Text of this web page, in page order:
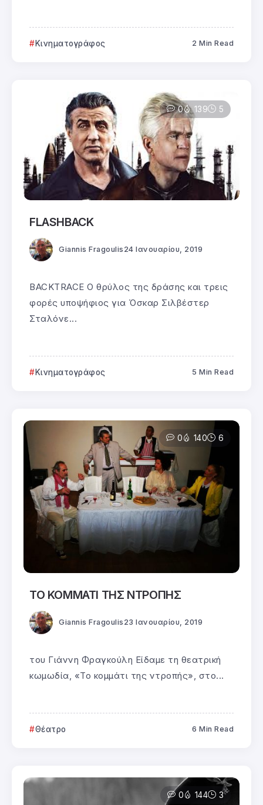
Κινηματογράφος 2 Min Read
0 139 5
FLASHBACK
Giannis Fragoulis 24 Ιανουαρίου, 2019
BACKTRACE Ο θρύλος της δράσης και τρεις
φορές υποψήφιος για Όσκαρ Σιλβέστερ
Σταλόνε...
Κινηματογράφος 5 Min Read
0 140 6
ΤΟ ΚΟΜΜΑΤΙ ΤΗΣ ΝΤΡΟΠΗΣ
Giannis Fragoulis 23 Ιανουαρίου, 2019
του Γιάννη Φραγκούλη Είδαμε τη θεατρική
κωμωδία, «Το κομμάτι της ντροπής», στο...
Θέατρο 6 Min Read
0 144 3